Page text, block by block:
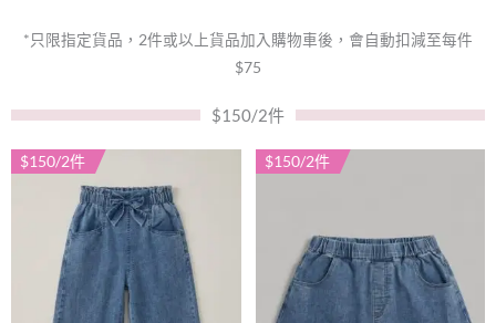
*只限指定貨品，2件或以上貨品加入購物車後，會自動扣減至每件
$75
$150/2件
$150/2件
產
品
有
多
種
$150/2件
有
多
種